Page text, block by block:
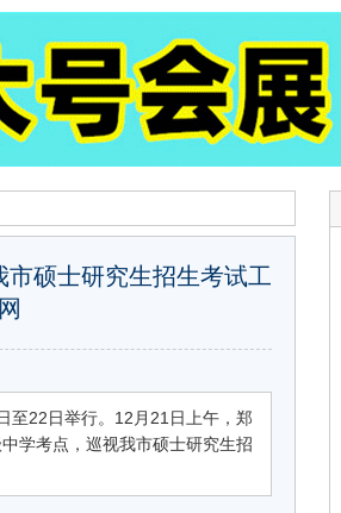
硕士研究生招生考试工
至22日举行。12月21日上午，郑
学考点，巡视我市硕士研究生招